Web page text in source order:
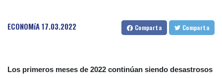
ECONOMíA17.03.2022 Comparta Comparta
Los primeros meses de 2022 continúan siendo desastrosos